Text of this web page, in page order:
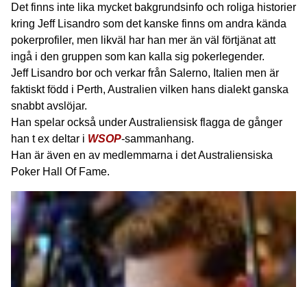
Det finns inte lika mycket bakgrundsinfo och roliga historier
kring Jeff Lisandro som det kanske finns om andra kända
pokerprofiler, men likväl har han mer än väl förtjänat att
ingå i den gruppen som kan kalla sig pokerlegender.
Jeff Lisandro bor och verkar från Salerno, Italien men är
faktiskt född i Perth, Australien vilken hans dialekt ganska
snabbt avslöjar.
Han spelar också under Australiensisk flagga de gånger
han t ex deltar i WSOP-sammanhang.
Han är även en av medlemmarna i det Australiensiska
Poker Hall Of Fame.